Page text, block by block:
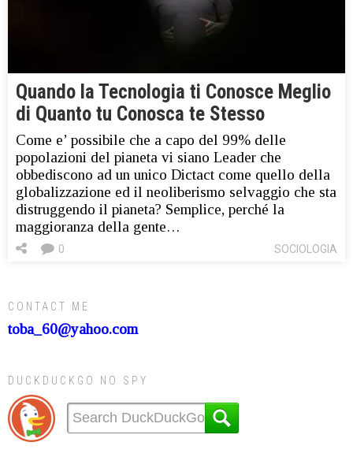
Quando la Tecnologia ti Conosce Meglio
di Quanto tu Conosca te Stesso
Come e’ possibile che a capo del 99% delle
popolazioni del pianeta vi siano Leader che
obbediscono ad un unico Dictact come quello della
globalizzazione ed il neoliberismo selvaggio che sta
distruggendo il pianeta? Semplice, perché la
maggioranza della gente…
SOCIOLOGIA
0
CONTACT ME
toba_60@yahoo.com
DUCKDUCKGO NO SPY